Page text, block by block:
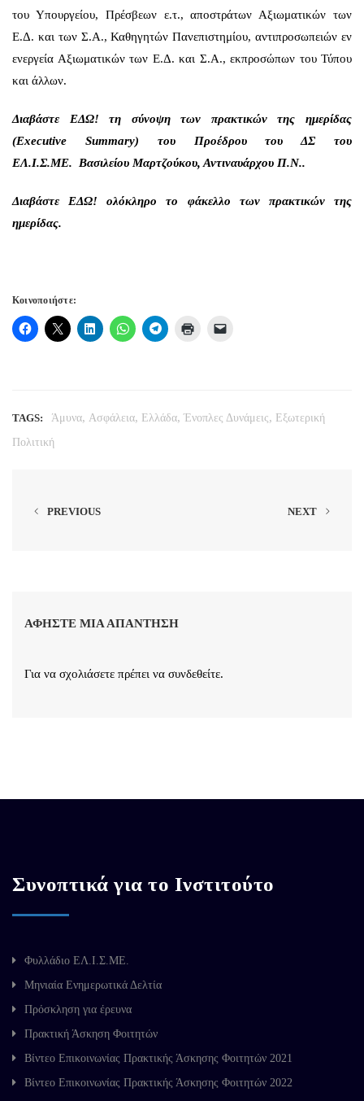
του Υπουργείου, Πρέσβεων ε.τ., αποστράτων Αξιωματικών των
Ε.Δ. και των Σ.Α., Καθηγητών Πανεπιστημίου, αντιπροσωπειών εν
ενεργεία Αξιωματικών των Ε.Δ. και Σ.Α., εκπροσώπων του Τύπου
και άλλων.
Διαβάστε ΕΔΩ! τη σύνοψη των πρακτικών της ημερίδας
(Executive Summary) του Προέδρου του ΔΣ του
ΕΛ.Ι.Σ.ΜΕ. Βασιλείου Μαρτζούκου, Αντιναυάρχου Π.Ν..
Διαβάστε ΕΔΩ!ολόκληρο το φάκελλο των πρακτικών της
ημερίδας.
Κοινοποιήστε:
TAGS: Άμυνα, Ασφάλεια, Ελλάδα,Ένοπλες Δυνάμεις, Εξωτερική
Πολιτική
PREVIOUS NEXT
ΑΦΉΣΤΕ ΜΙΑ ΑΠΆΝΤΗΣΗ
Για να σχολιάσετε πρέπει να συνδεθείτε.
Συνοπτικά για το Ινστιτούτο
Φυλλάδιο ΕΛ.Ι.Σ.ΜΕ.
Μηνιαία Ενημερωτικά Δελτία
Πρόσκληση για έρευνα
Πρακτική Άσκηση Φοιτητών
Βίντεο Επικοινωνίας Πρακτικής Άσκησης Φοιτητών 2021
Βίντεο Επικοινωνίας Πρακτικής Άσκησης Φοιτητών 2022